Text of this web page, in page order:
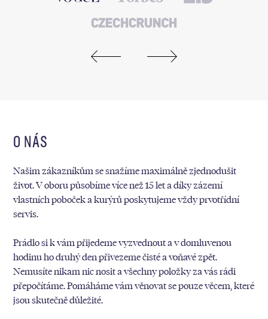
O NÁS
Našim zákazníkům se snažíme maximálně zjednodušit
život. V oboru působíme více než 15 let a díky zázemí
vlastních poboček a kurýrů poskytujeme vždy prvotřídní
servis.
Prádlo si k vám přijedeme vyzvednout a v domluvenou
hodinu ho druhý den přivezeme čisté a voňavé zpět.
Nemusíte nikam nic nosit a všechny položky za vás rádi
přepočítáme. Pomáháme vám věnovat se pouze věcem, které
jsou skutečně důležité.